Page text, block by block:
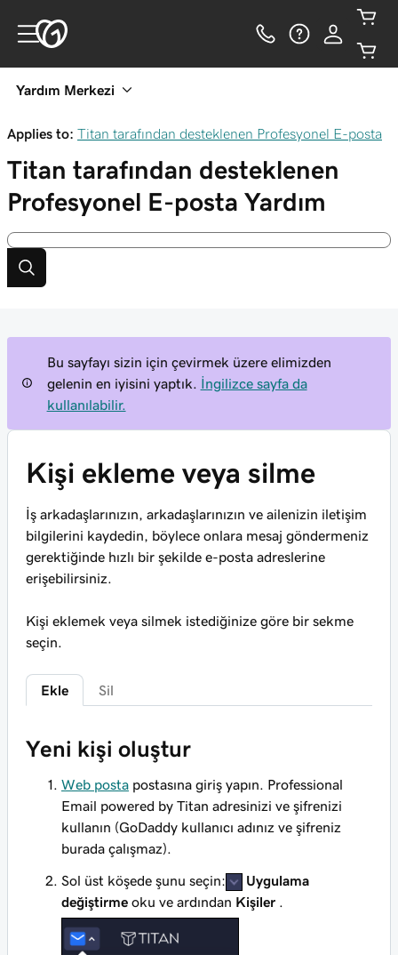
Yardım Merkezi
Applies to: Titan tarafından desteklenen Profesyonel E-posta
Titan tarafından desteklenen
Profesyonel E-posta Yardım
Bu sayfayı sizin için çevirmek üzere elimizden
gelenin en iyisini yaptık.
İngilizce sayfa da
kullanılabilir.
Kişi ekleme veya silme
İş arkadaşlarınızın, arkadaşlarınızın ve ailenizin iletişim
bilgilerini kaydedin, böylece onlara mesaj göndermeniz
gerektiğinde hızlı bir şekilde e-posta adreslerine
erişebilirsiniz.
Kişi eklemek veya silmek istediğinize göre bir sekme
seçin.
Ekle Sil
Yeni kişi oluştur
Web posta postasına giriş yapın. Professional
Email powered by Titan adresinizi ve şifrenizi
kullanın (GoDaddy kullanıcı adınız ve şifreniz
burada çalışmaz).
Sol üst köşede şunu seçin:
Uygulama
değiştirme oku ve ardından Kişiler